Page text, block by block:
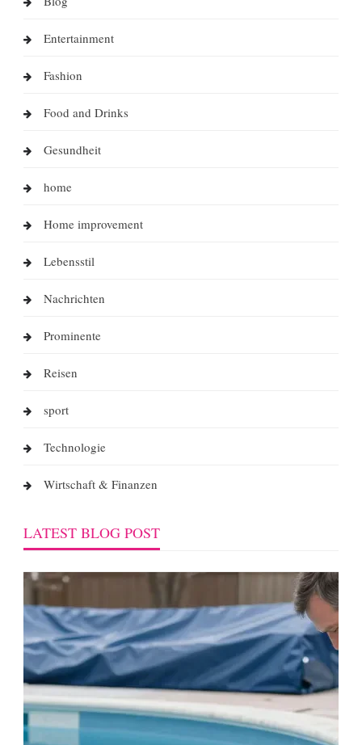
Entertainment
Fashion
Food and Drinks
Gesundheit
home
Home improvement
Lebensstil
Nachrichten
Prominente
Reisen
sport
Technologie
Wirtschaft & Finanzen
LATEST BLOG POST